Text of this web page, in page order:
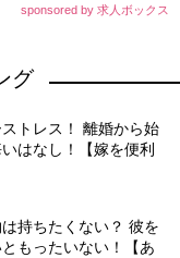
sponsored by 求人ボックス
グ
トレス！ 離婚から始
はなし！【嫁を便利
持ちたくない？ 彼を
もったいない！【あ